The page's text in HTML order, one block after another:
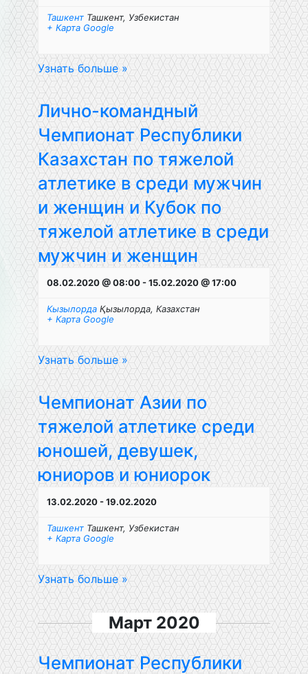
Ташкент Ташкент, Узбекистан
+ Карта Google
Узнать больше »
Лично-командный
Чемпионат Республики
Казахстан по тяжелой
атлетике в среди мужчин
и женщин и Кубок по
тяжелой атлетике в среди
мужчин и женщин
08.02.2020 @ 08:00-15.02.2020 @ 17:00
Кызылорда Қызылорда, Казахстан
+ Карта Google
Узнать больше »
Чемпионат Азии по
тяжелой атлетике среди
юношей, девушек,
юниоров и юниорок
13.02.2020-19.02.2020
Ташкент Ташкент, Узбекистан
+ Карта Google
Узнать больше »
Март 2020
Чемпионат Республики